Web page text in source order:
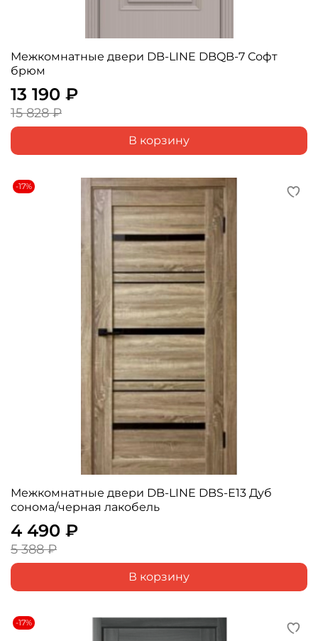
Межкомнатные двери DB-LINE DBQB-7 Софт
брюм
13 190 ₽
15 828 ₽
В корзину
-17%
Межкомнатные двери DB-LINE DBS-Е13 Дуб
сонома/черная лакобель
4 490 ₽
5 388 ₽
В корзину
-17%